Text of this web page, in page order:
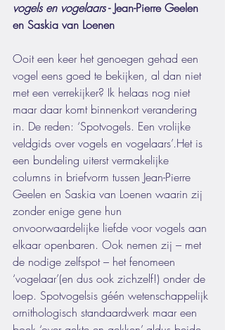
vogels en vogelaars - Jean-Pierre Geelen
en Saskia van Loenen
Ooit een keer het genoegen gehad een
vogel eens goed te bekijken, al dan niet
met een verrekijker? Ik helaas nog niet
maar daar komt binnenkort verandering
in. De reden: ‘Spotvogels. Een vrolijke
veldgids over vogels en vogelaars’.Het is
een bundeling uiterst vermakelijke
columns in briefvorm tussen Jean-Pierre
Geelen en Saskia van Loenen waarin zij
zonder enige gene hun
onvoorwaardelijke liefde voor vogels aan
elkaar openbaren. Ook nemen zij – met
de nodige zelfspot – het fenomeen
‘vogelaar’(en dus ook zichzelf!) onder de
loep. Spotvogelsis géén wetenschappelijk
ornithologisch standaardwerk maar een